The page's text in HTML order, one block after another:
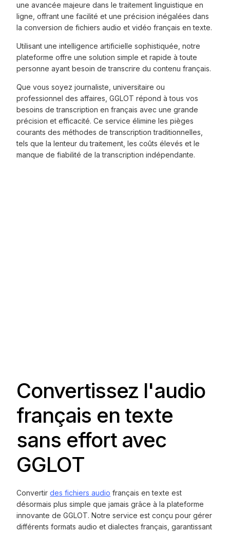
une avancée majeure dans le traitement linguistique en
ligne, offrant une facilité et une précision inégalées dans
la conversion de fichiers audio et vidéo français en texte.
Utilisant une intelligence artificielle sophistiquée, notre
plateforme offre une solution simple et rapide à toute
personne ayant besoin de transcrire du contenu français.
Que vous soyez journaliste, universitaire ou
professionnel des affaires, GGLOT répond à tous vos
besoins de transcription en français avec une grande
précision et efficacité. Ce service élimine les pièges
courants des méthodes de transcription traditionnelles,
tels que la lenteur du traitement, les coûts élevés et le
manque de fiabilité de la transcription indépendante.
Convertissez l'audio
français en texte
sans effort avec
GGLOT
Convertirdes fichiers audio français en texte est
désormais plus simple que jamais grâce à la plateforme
innovante de GGLOT. Notre service est conçu pour gérer
différents formats audio et dialectes français, garantissant